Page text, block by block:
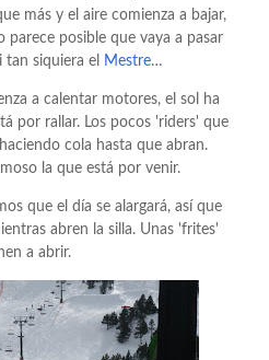
más y el aire comienza a bajar,
parece posible que vaya a pasar
tan siquiera el
Mestre…
a calentar motores, el sol ha
por rallar. Los pocos 'riders' que
cola hasta que abran.
la que está por venir.
que el día se alargará, así que
abren la silla. Unas 'frites'
a abrir.